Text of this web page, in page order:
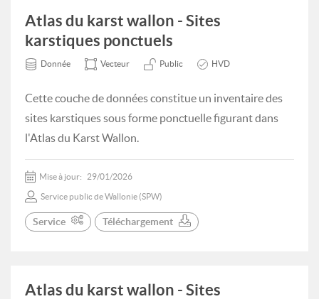
Atlas du karst wallon - Sites
karstiques ponctuels
Donnée Vecteur Public HVD
Cette couche de données constitue un inventaire des
sites karstiques sous forme ponctuelle figurant dans
l'Atlas du Karst Wallon.
Mise à jour: 29/01/2026
Service public de Wallonie (SPW)
Service Téléchargement
Atlas du karst wallon - Sites